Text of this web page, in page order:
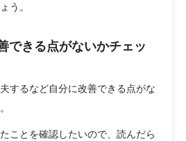
う。
きる点がないかチェッ
するなど自分に改善できる点がな
ことを確認したいので、読んだら